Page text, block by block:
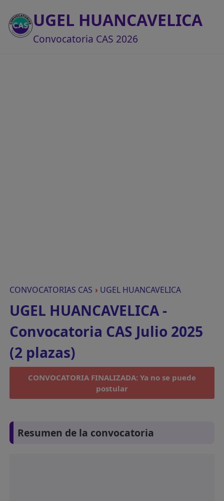
UGEL HUANCAVELICA
Convocatoria CAS 2026
CONVOCATORIAS CAS › UGEL HUANCAVELICA
UGEL HUANCAVELICA -
Convocatoria CAS Julio 2025
(2 plazas)
CONVOCATORIA FINALIZADA: Ya no se puede
postular
Resumen de la convocatoria